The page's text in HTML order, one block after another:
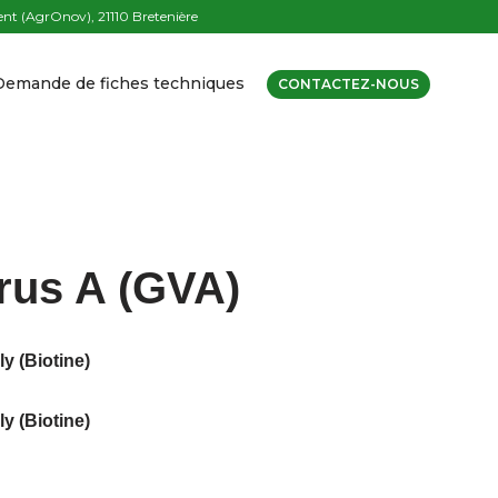
(AgrOnov), 21110 Bretenière
de fiches techniques CONTACTEZ-NOUS
A (GVA)
(Biotine)
(Biotine)